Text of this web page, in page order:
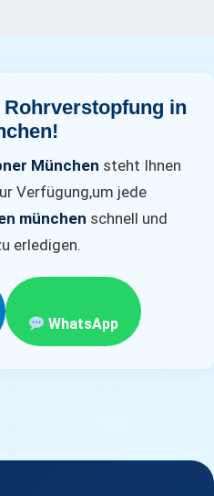
in
München steht Ihnen
Verfügung,um jede
münchen schnell und
erledigen.
WhatsApp